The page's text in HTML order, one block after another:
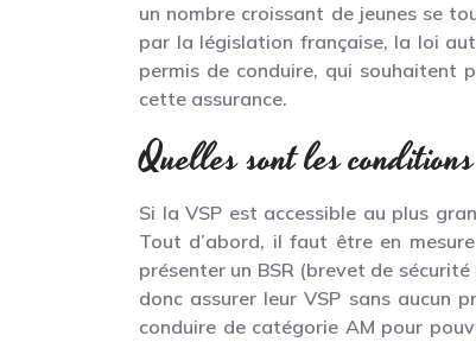
un nombre croissant de jeunes se
par la législation française, la loi
permis de conduire, qui souhaitent
cette assurance.
Quelles sont les
Si la VSP est accessible au plus
Tout d’abord, il faut être en
présenter un BSR (brevet de
donc assurer leur VSP sans aucun
conduire de catégorie AM pour